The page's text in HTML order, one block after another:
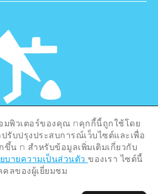
Tourism Association /
/ Hiroshima City .
reserved
มพิวเตอร์ของคุณ nคุกกี้นี้ถูกใช้โดย
รับปรุงประสบการณ์เว็บไซต์และเพื่อ
น n สำหรับข้อมูลเพิ่มเติมเกี่ยวกับ
บายความเป็นส่วนตัวของเรา ไซต์นี้
ลของผู้เยี่ยมชม